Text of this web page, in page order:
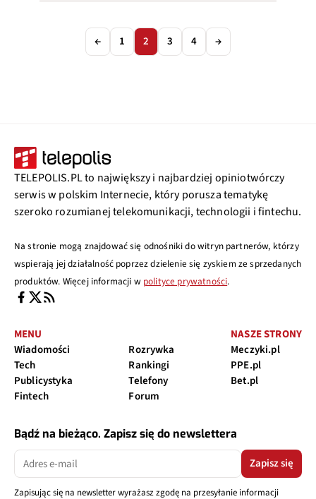
← 1 2 3 4 →
TELEPOLIS.PL to największy i najbardziej opiniotwórczy
serwis w polskim Internecie, który porusza tematykę
szeroko rozumianej telekomunikacji, technologii i fintechu.
Na stronie mogą znajdować się odnośniki do witryn partnerów, którzy
wspierają jej działalność poprzez dzielenie się zyskiem ze sprzedanych
produktów. Więcej informacji w polityce prywatności.
MENU
Wiadomości
Tech
Publicystyka
Fintech
Rozrywka
Rankingi
Telefony
Forum
NASZE STRONY
Meczyki.pl
PPE.pl
Bet.pl
Bądź na bieżąco. Zapisz się do newslettera
Zapisz się
Zapisując się na newsletter wyrażasz zgodę na przesyłanie informacji